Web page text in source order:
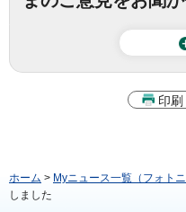
印刷
ホーム > Myニュース一覧（フォトニ
しました